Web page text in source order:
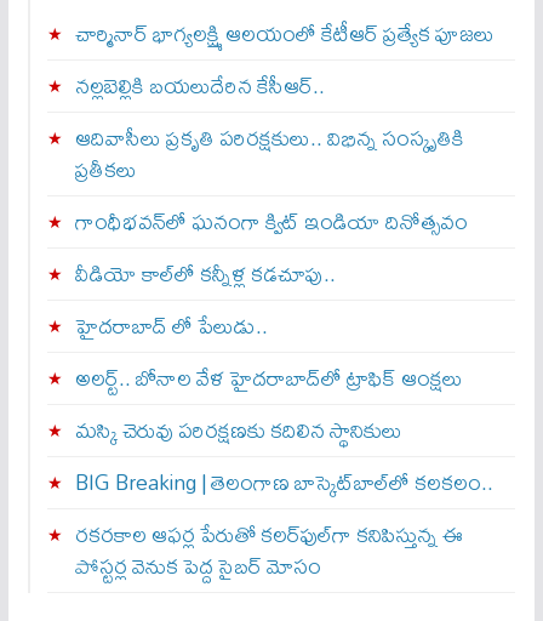
చార్మినార్‌ భాగ్యలక్ష్మి ఆలయంలో కేటీఆర్ ప్రత్యేక పూజలు
నల్లబెల్లికి బయలుదేరిన కేసీఆర్‌..
ఆదివాసీలు ప్రకృతి పరిరక్షకులు.. విభిన్న సంస్కృతికి
ప్రతీకలు
గాంధీభవన్‌లో ఘనంగా క్విట్‌ ఇండియా దినోత్సవం
వీడియో కాల్‌లో కన్నీళ్ల కడచూపు..
హైదరాబాద్ లో పేలుడు..
అలర్ట్‌.. బోనాల వేళ హైదరాబాద్‌లో ట్రాఫిక్‌ ఆంక్షలు
మస్కి చెరువు పరిరక్షణకు కదిలిన స్థానికులు
BIG Breaking | తెలంగాణ బాస్కెట్‌బాల్‌లో కలకలం..
రకరకాల ఆఫర్ల పేరుతో కలర్‌ఫుల్‌గా కనిపిస్తున్న ఈ
పోస్టర్ల వెనుక పెద్ద సైబర్ మోసం